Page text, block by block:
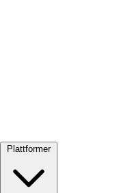
Plattformer